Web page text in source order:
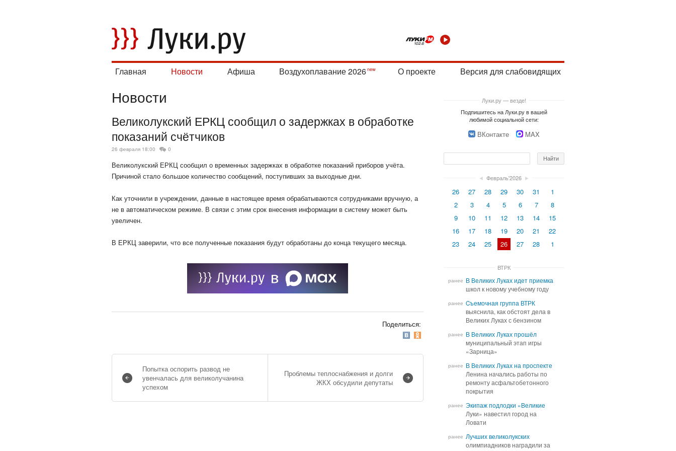
Главная Новости Афиша Воздухоплавание 2026 О проекте Версия для слабовидящих
Новости
Великолукский ЕРКЦ сообщил о задержках в обработке
показаний счётчиков
26 февраля 18:00 0
Великолукский ЕРКЦ сообщил о временных задержках в обработке показаний приборов учёта.
Причиной стало большое количество сообщений, поступивших за выходные дни.
Как уточнили в учреждении, данные в настоящее время обрабатываются сотрудниками вручную, а
не в автоматическом режиме. В связи с этим срок внесения информации в систему может быть
увеличен.
В ЕРКЦ заверили, что все полученные показания будут обработаны до конца текущего месяца.
Поделиться:
Попытка оспорить развод не
увенчалась для великолучанина
успехом
Проблемы теплоснабжения и долги
ЖКХ обсудили депутаты
Луки.ру — везде!
Подпишитесь на Луки.ру в вашей
любимой социальной сети:
ВКонтакте MAX
◄ Февраль'2026 ►
26 27 28 29 30 31
1
2
3 4 5 6 7
8
9
10 11 12 13 14
15
16
17 18 19 20 21
22
23
24 25 26 27 28 1
ВТРК
ранее В Великих Луках идет приемка
школ к новому учебному году
В Великих Луках идет приемка
школ к новому учебному году
ранее Cъемочная группа ВТРК
выяснила, как обстоят дела в
Великих Луках с бензином
Cъемочная группа ВТРК
выяснила, как обстоят дела в
Великих Луках с бензином
ранее В Великих Луках прошёл
муниципальный этап игры
«Зарница»
В Великих Луках прошёл
муниципальный этап игры
«Зарница»
ранее В Великих Луках на проспекте
Ленина начались работы по
ремонту асфальтобетонного
покрытия
В Великих Луках на проспекте
Ленина начались работы по
ремонту асфальтобетонного
покрытия
ранее Экипаж подлодки «Великие
Луки» навестил город на
Ловати
Экипаж подлодки «Великие
Луки» навестил город на
Ловати
ранее Лучших великолукских
олимпиадников наградили за
Лучших великолукских
олимпиадников наградили за